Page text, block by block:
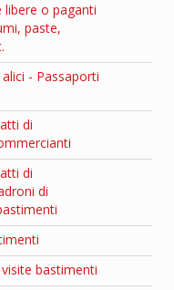
libere o paganti
paste,
- Passaporti
di
di
di
bastimenti